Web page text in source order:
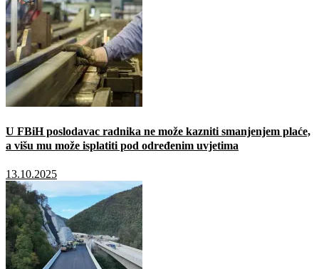
U FBiH poslodavac radnika ne može kazniti smanjenjem plaće,
a višu mu može isplatiti pod određenim uvjetima
13.10.2025